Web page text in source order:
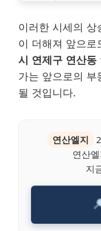
이러한 시세의 상
이 더해져 앞으로
시 연제구 연산동
가는 앞으로의 부
될 것입니다.
연산엘지
연산
지